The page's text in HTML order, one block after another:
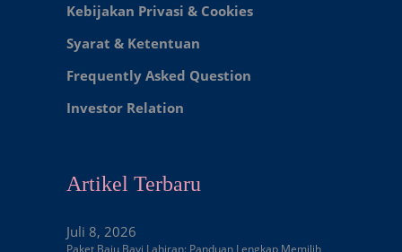
Kebijakan Privasi & Cookies
Syarat & Ketentuan
Frequently Asked Question
Investor Relation
Artikel Terbaru
Juli 8, 2026
Paket Baju Bayi Lahiran: Panduan Lengkap Memilih